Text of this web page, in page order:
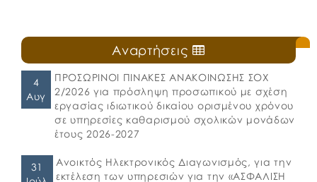
Αναρτήσεις
4
Αυγ
ΠΡΟΣΩΡΙΝΟΙ ΠΙΝΑΚΕΣ ΑΝΑΚΟΙΝΩΣΗΣ ΣΟΧ
2/2026 για πρόσληψη προσωπικού με σχέση
εργασίας ιδιωτικού δικαίου ορισμένου χρόνου
σε υπηρεσίες καθαρισμού σχολικών μονάδων
έτους 2026-2027
31
Ανοικτός Ηλεκτρονικός Διαγωνισμός, για την
εκτέλεση των υπηρεσιών για την «ΑΣΦΑΛΙΣΗ